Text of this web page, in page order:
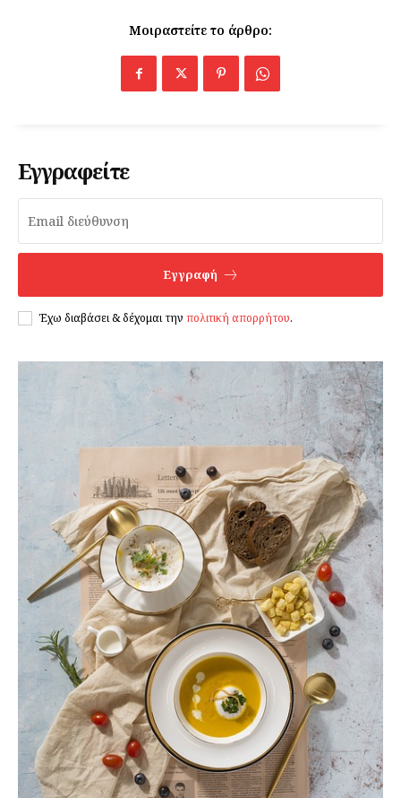
Μοιραστείτε το άρθρο:
Εγγραφείτε
Εγγραφή
Έχω διαβάσει & δέχομαι την πολιτική απορρήτου.